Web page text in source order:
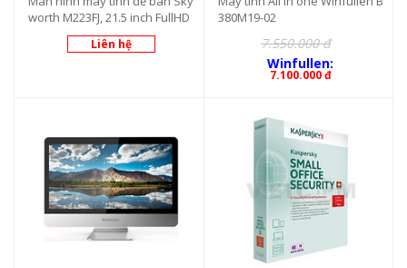
worth M223FJ, 21.5 inch FullHD
Liên hệ
380M19-02
7.550.000 đ
Winfullen:
7.100.000 đ